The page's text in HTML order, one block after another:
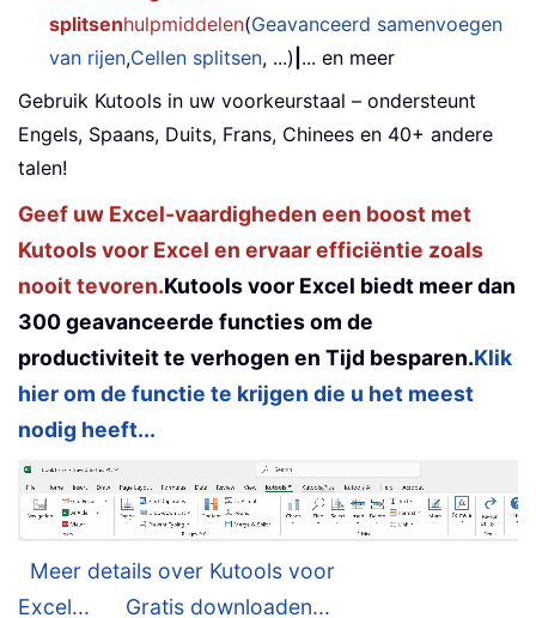
splitsenhulpmiddelen(Geavanceerd samenvoegen
van rijen,Cellen splitsen, ...) ... en meer
Gebruik Kutools in uw voorkeurstaal – ondersteunt
Engels, Spaans, Duits, Frans, Chinees en 40+ andere
talen!
Geef uw Excel-vaardigheden een boost met
Kutools voor Excel en ervaar efficiëntie zoals
nooit tevoren.Kutools voor Excel biedt meer dan
300 geavanceerde functies om de
productiviteit te verhogen en Tijd besparen.Klik
hier om de functie te krijgen die u het meest
nodig heeft...
Meer details over Kutools voor
Excel...
Gratis downloaden...